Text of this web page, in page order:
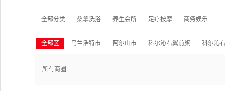
全部分类 桑拿洗浴 养生会所 足疗按摩 商务娱乐
全部区 乌兰浩特市 阿尔山市 科尔沁右翼前旗 科尔沁
所有商圈